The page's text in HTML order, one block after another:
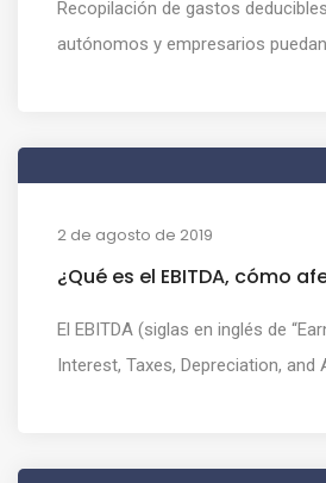
Recopilación de gastos
autónomos y empresarios puedan
2 de agosto de 2019
¿Qué es el EBITDA, cómo
El EBITDA (siglas en inglés de
Interest, Taxes, Depreciation, and